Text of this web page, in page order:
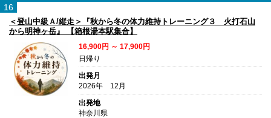
16
＜登山中級Ａ/縦走＞『秋から冬の体力維持トレーニング３ 火打石山
から明神ヶ岳』 【箱根湯本駅集合】
16,900円 ～ 17,900円
日帰り
出発月
2026年 12月
出発地
神奈川県